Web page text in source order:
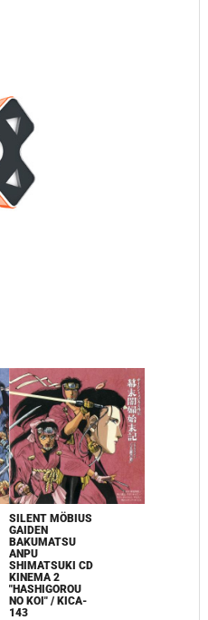
SILENT MÖBIUS
GAIDEN
BAKUMATSU
ANPU
SHIMATSUKI CD
KINEMA 2
"HASHIGOROU
NO KOI" / KICA-
143